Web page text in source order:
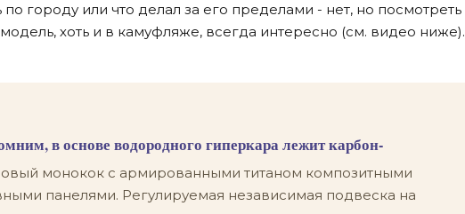
городу или что делал за его пределами - нет, но посмотреть
хоть и в камуфляже, всегда интересно (см. видео ниже).
в основе водородного гиперкара лежит карбон-
монокок с армированными титаном композитными
панелями. Регулируемая независимая подвеска на